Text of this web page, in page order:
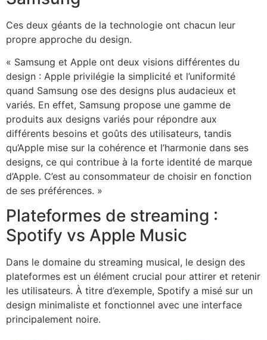
Ces deux géants de la technologie ont chacun leur
propre approche du design.
« Samsung et Apple ont deux visions différentes du
design : Apple privilégie la simplicité et l’uniformité
quand Samsung ose des designs plus audacieux et
variés. En effet, Samsung propose une gamme de
produits aux designs variés pour répondre aux
différents besoins et goûts des utilisateurs, tandis
qu’Apple mise sur la cohérence et l’harmonie dans ses
designs, ce qui contribue à la forte identité de marque
d’Apple. C’est au consommateur de choisir en fonction
de ses préférences. »
Plateformes de streaming :
Spotify vs Apple Music
Dans le domaine du streaming musical, le design des
plateformes est un élément crucial pour attirer et retenir
les utilisateurs. À titre d’exemple, Spotify a misé sur un
design minimaliste et fonctionnel avec une interface
principalement noire.